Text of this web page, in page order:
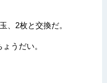
、2枚と交換だ。
うだい。